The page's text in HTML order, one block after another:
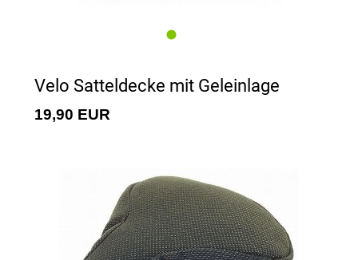
Velo Satteldecke mit Geleinlage
19,90 EUR